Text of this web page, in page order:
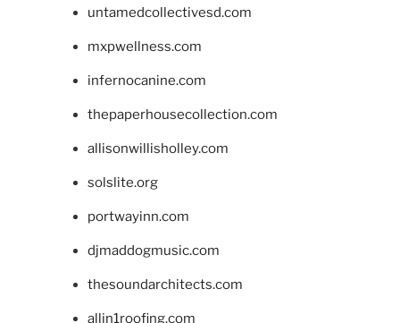
untamedcollectivesd.com
mxpwellness.com
infernocanine.com
thepaperhousecollection.com
allisonwillisholley.com
solslite.org
portwayinn.com
djmaddogmusic.com
thesoundarchitects.com
allin1roofing.com